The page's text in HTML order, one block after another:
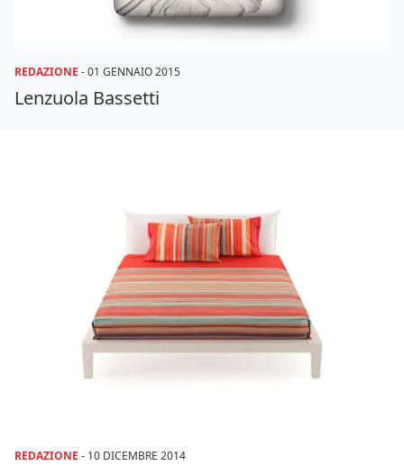
REDAZIONE -01 GENNAIO 2015
Lenzuola Bassetti
REDAZIONE - 10 DICEMBRE 2014